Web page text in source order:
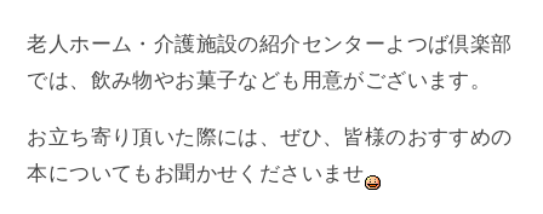
老人ホーム・介護施設の紹介センターよつば倶楽部
では、飲み物やお菓子なども用意がございます。
お立ち寄り頂いた際には、ぜひ、皆様のおすすめの
本についてもお聞かせくださいませ